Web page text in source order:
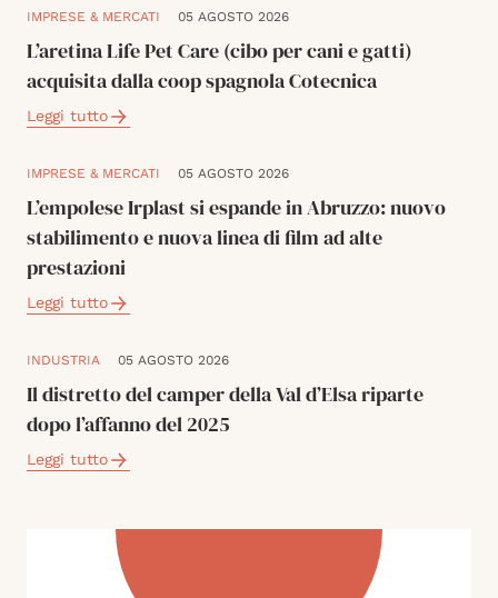
IMPRESE & MERCATI 05 AGOSTO 2026
L’aretina Life Pet Care (cibo per cani e gatti)
acquisita dalla coop spagnola Cotecnica
Leggi tutto
IMPRESE & MERCATI 05 AGOSTO 2026
L’empolese Irplast si espande in Abruzzo: nuovo
stabilimento e nuova linea di film ad alte
prestazioni
Leggi tutto
INDUSTRIA 05 AGOSTO 2026
Il distretto del camper della Val d’Elsa riparte
dopo l’affanno del 2025
Leggi tutto